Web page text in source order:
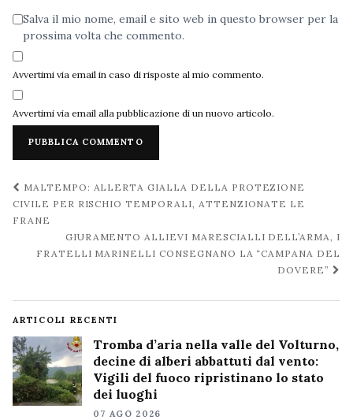
Salva il mio nome, email e sito web in questo browser per la
prossima volta che commento.
Avvertimi via email in caso di risposte al mio commento.
Avvertimi via email alla pubblicazione di un nuovo articolo.
Navigazione
post
MALTEMPO: ALLERTA GIALLA DELLA PROTEZIONE
CIVILE PER RISCHIO TEMPORALI, ATTENZIONATE LE
FRANE
GIURAMENTO ALLIEVI MARESCIALLI DELL’ARMA, I
FRATELLI MARINELLI CONSEGNANO LA “CAMPANA DEL
DOVERE”
ARTICOLI RECENTI
Tromba d’aria nella valle del Volturno,
decine di alberi abbattuti dal vento:
Vigili del fuoco ripristinano lo stato
dei luoghi
07 AGO 2026